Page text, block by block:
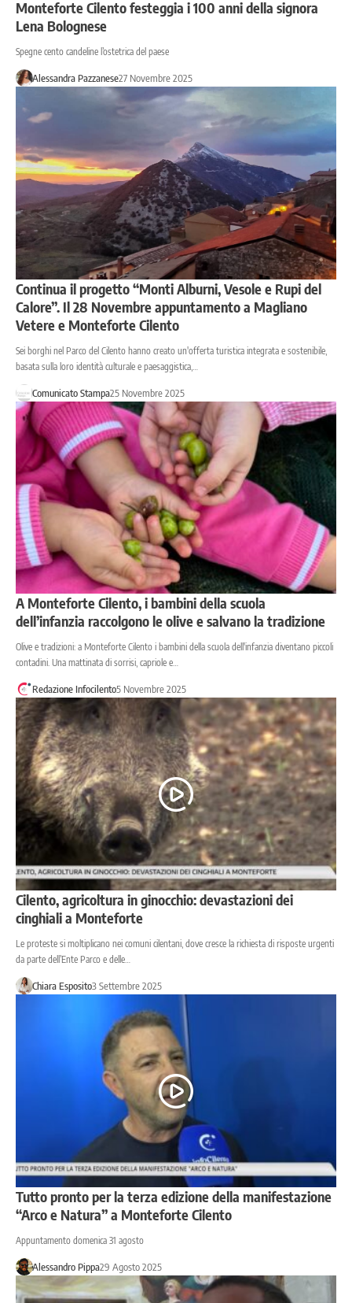
Monteforte Cilento festeggia i 100 anni della signora
Lena Bolognese
Spegne cento candeline l’ostetrica del paese
Alessandra Pazzanese27 Novembre 2025
Continua il progetto “Monti Alburni, Vesole e Rupi del
Calore”. Il 28 Novembre appuntamento a Magliano
Vetere e Monteforte Cilento
Sei borghi nel Parco del Cilento hanno creato un'offerta turistica integrata e sostenibile,
basata sulla loro identità culturale e paesaggistica,…
Comunicato Stampa25 Novembre 2025
A Monteforte Cilento, i bambini della scuola
dell’infanzia raccolgono le olive e salvano la tradizione
Olive e tradizioni: a Monteforte Cilento i bambini della scuola dell'infanzia diventano piccoli
contadini. Una mattinata di sorrisi, capriole e…
Redazione Infocilento5 Novembre 2025
Cilento, agricoltura in ginocchio: devastazioni dei
cinghiali a Monteforte
Le proteste si moltiplicano nei comuni cilentani, dove cresce la richiesta di risposte urgenti
da parte dell’Ente Parco e delle…
Chiara Esposito3 Settembre 2025
Tutto pronto per la terza edizione della manifestazione
“Arco e Natura” a Monteforte Cilento
Appuntamento domenica 31 agosto
Alessandro Pippa29 Agosto 2025